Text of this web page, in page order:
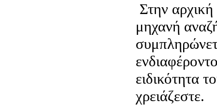
Στην
μηχανή
ειδικότητα
χρειάζεστε.